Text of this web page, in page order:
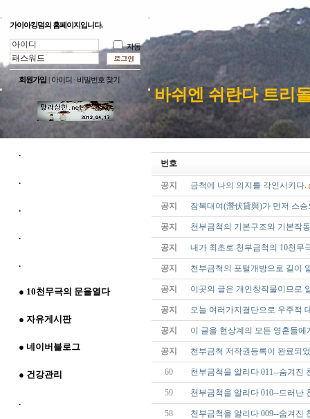
가이아킹덤의 홈페이지입니다.
자동
회원가입 아이디 · 비밀번호 찾기
바쉬엔 쉬란다 트리
.
.
.
.
.
● 10천무극의 문을열다
● 자유게시판
● 네이버블로그
● 건강관리
.
번호
공지 금척에 나의 의지를 각인시키다.
공지 잠복대여(潛伏貸與)가 먼저 스
공지 천부금척의 기본구조와 기본작
공지 내가 최초로 천부금척의 10천무
공지 천부금척의 포털개방으로 길이
공지 이곳의 글은 개인창작물이므로
공지 오늘 여러가지결단으로 우주적
공지 이 글을 현상계의 모든 영혼들
공지 천부금척 저작권등록이 완료되
60 천부금척을 알리다 011--숨겨진
59 천부금척을 알리다 010--드러난
58 천부금척을 알리다 009--숨겨진